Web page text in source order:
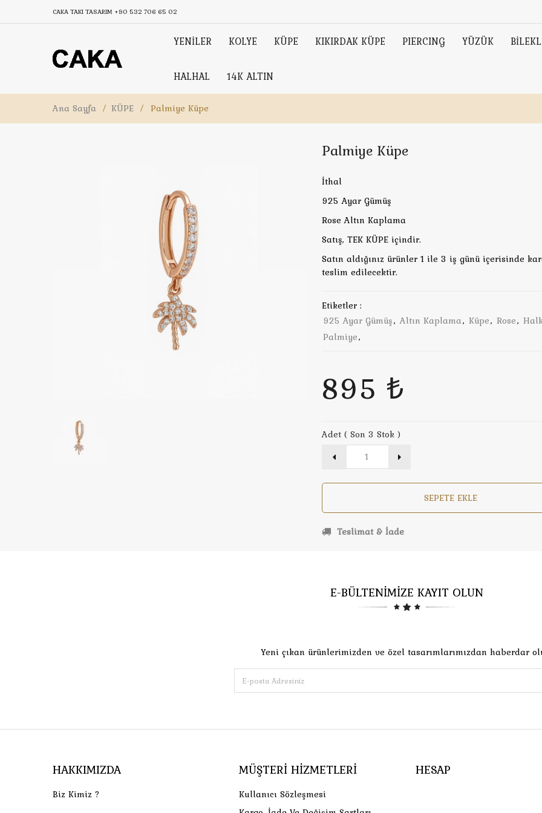
CAKA TAKI TASARIM +90 532 706 65 02
YENİLER KOLYE KÜPE KIKIRDAK KÜPE PIERCING YÜZÜK
HALHAL 14K ALTIN
Ana Sayfa / KÜPE / Palmiye Küpe
Palmiye Küpe
İthal
925 Ayar Gümüş
Rose Altın Kaplama
Satış, TEK KÜPE içindir.
Satın aldığınız ürünler 1 ile 3 iş günü içerisinde
teslim edilecektir.
Etiketler :
925 Ayar Gümüş, Altın Kaplama, Küpe, Rose,
Palmiye,
895 ₺
Adet ( Son 3 Stok )
SEPETE EKLE
Teslimat & İade
E-BÜLTENİMİZE KAYIT OLUN
Yeni çıkan ürünlerimizden ve özel tasarımlarımızdan haberdar
HAKKIMIZDA
Biz Kimiz ?
MÜŞTERI HIZMETLERI
Kullanıcı Sözleşmesi
HESAP